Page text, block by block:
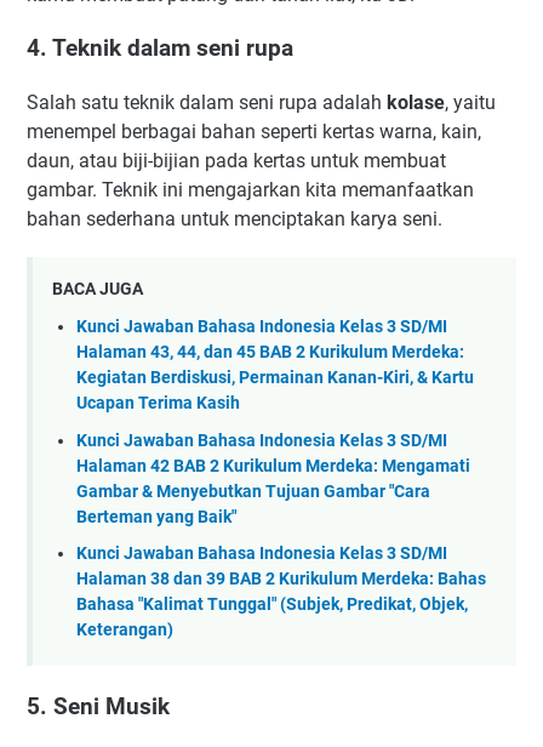
4. Teknik dalam seni rupa
Salah satu teknik dalam seni rupa adalah kolase, yaitu
menempel berbagai bahan seperti kertas warna, kain,
daun, atau biji-bijian pada kertas untuk membuat
gambar. Teknik ini mengajarkan kita memanfaatkan
bahan sederhana untuk menciptakan karya seni.
BACA JUGA
Kunci Jawaban Bahasa Indonesia Kelas 3 SD/MI
Halaman 43, 44, dan 45 BAB 2 Kurikulum Merdeka:
Kegiatan Berdiskusi, Permainan Kanan-Kiri, & Kartu
Ucapan Terima Kasih
Kunci Jawaban Bahasa Indonesia Kelas 3 SD/MI
Halaman 42 BAB 2 Kurikulum Merdeka: Mengamati
Gambar & Menyebutkan Tujuan Gambar "Cara
Berteman yang Baik"
Kunci Jawaban Bahasa Indonesia Kelas 3 SD/MI
Halaman 38 dan 39 BAB 2 Kurikulum Merdeka: Bahas
Bahasa "Kalimat Tunggal" (Subjek, Predikat, Objek,
Keterangan)
5. Seni Musik